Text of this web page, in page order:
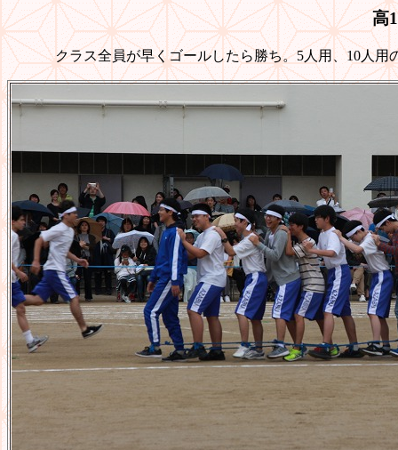
高
クラス全員が早くゴールしたら勝ち。5人用、10人